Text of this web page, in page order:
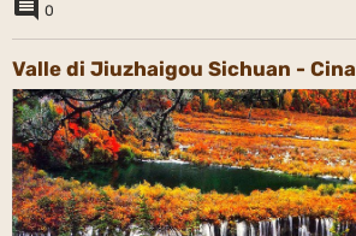
0
Valle di Jiuzhaigou Sichuan - Cina